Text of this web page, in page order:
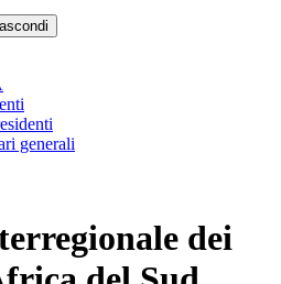
generali
dei